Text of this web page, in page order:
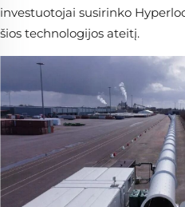
investuotojai susirinko
šios technologijos ateitį.